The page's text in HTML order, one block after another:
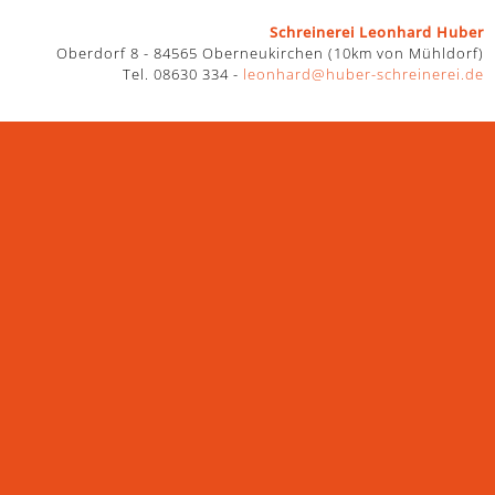
Schreinerei Leonhard Huber
Oberdorf 8 - 84565 Oberneukirchen (10km von Mühldorf)
Tel. 08630 334 - leonhard@huber-schreinerei.de
Im Alltag sind wir solchen Überflutungen und
Regeneration in der Nacht. Die Kombination aus Holz